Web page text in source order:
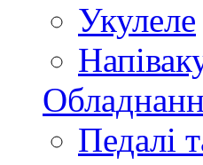
Укулеле
Педалі